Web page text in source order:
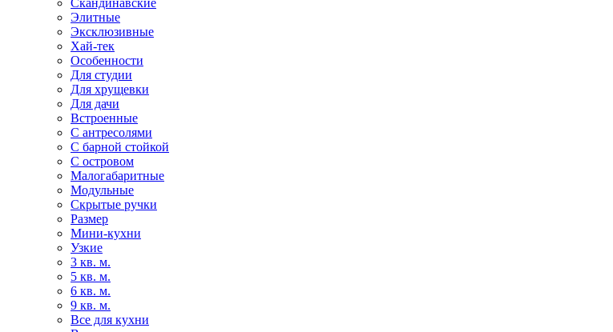
Элитные
Эксклюзивные
Хай-тек
Особенности
Для студии
Для хрущевки
Для дачи
Встроенные
С антресолями
С барной стойкой
С островом
Малогабаритные
Модульные
Скрытые ручки
Размер
Мини-кухни
Узкие
3 кв. м.
5 кв. м.
6 кв. м.
9 кв. м.
Все для кухни